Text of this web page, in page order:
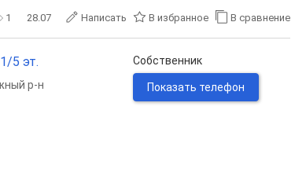
1 28.07 Написать В избранное В сравнение
5 эт.
р-н
Собственник
Показать телефон